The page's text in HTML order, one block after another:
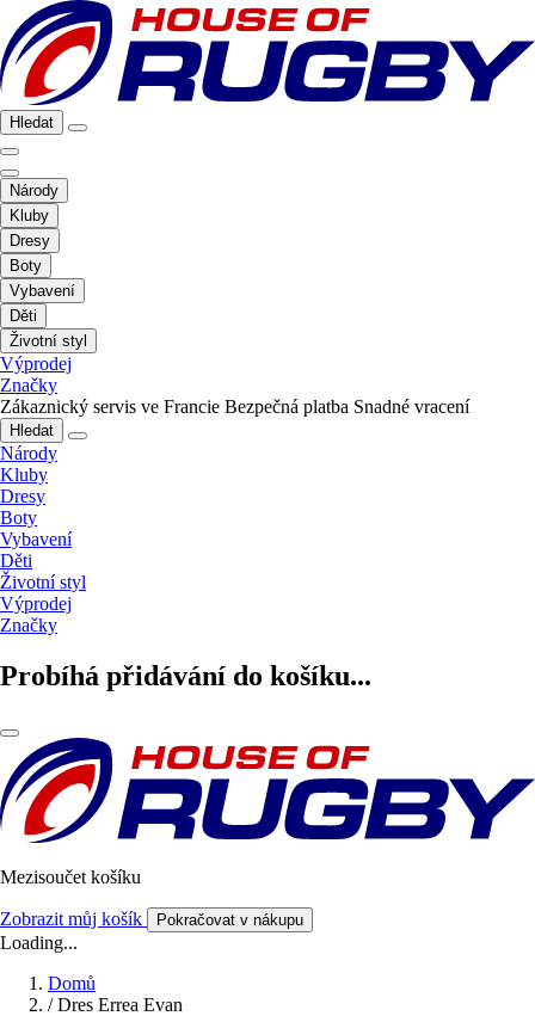
Hledat
Národy
Kluby
Dresy
Boty
Vybavení
Děti
Životní styl
Výprodej
Značky
Zákaznický servis ve Francie Bezpečná platba Snadné vracení
Hledat
Národy
Kluby
Dresy
Boty
Vybavení
Děti
Životní styl
Výprodej
Značky
Probíhá přidávání do košíku...
Mezisoučet košíku
Zobrazit můj košík Pokračovat v nákupu
Loading...
Domů
/ Dres Errea Evan